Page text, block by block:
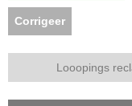
Corrigeer
Looopings